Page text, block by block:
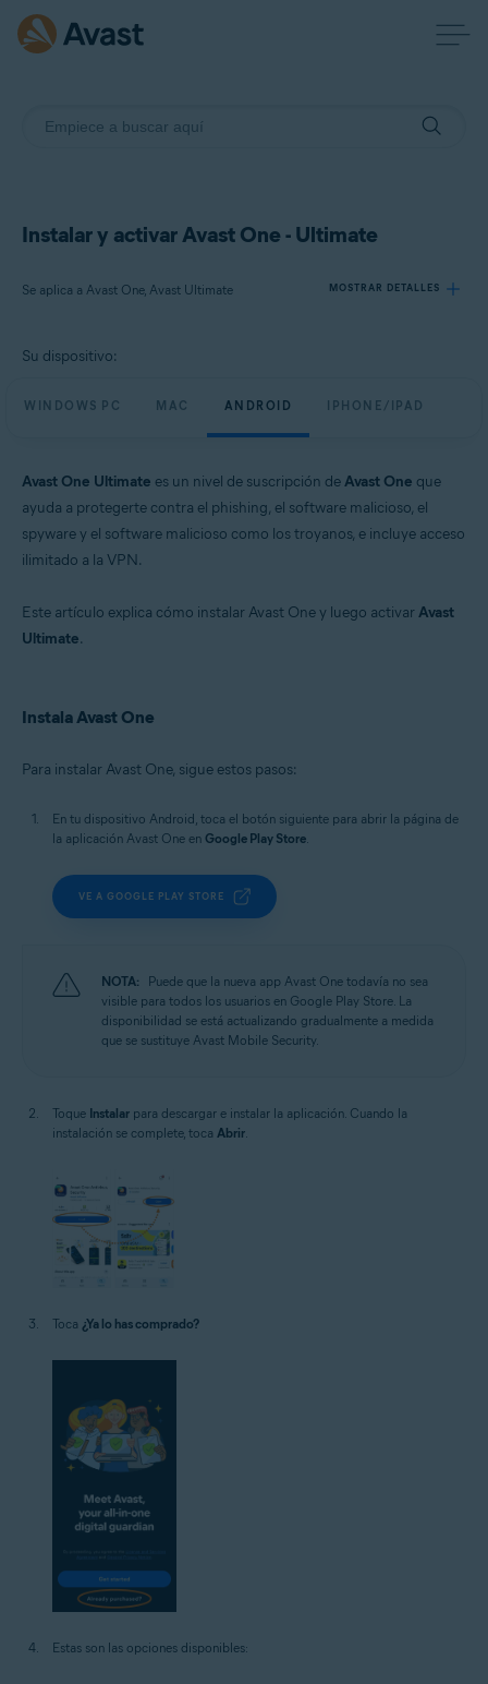
Instalar y activar Avast One - Ultimate
Se aplica a Avast One, Avast Ultimate MOSTRAR DETALLES
Avast One
Su dispositivo:
WINDOWS PC MAC ANDROID IPHONE/IPAD
Avast One Ultimate es un nivel de suscripción deAvast One que
ayuda a protegerte contra el phishing, el software malicioso, el
spyware y el software malicioso como los troyanos, e incluye acceso
ilimitado a la VPN.
Este artículo explica cómo instalar Avast One y luego activarAvast
Ultimate.
Instala Avast One
Para instalar Avast One, sigue estos pasos:
En tu dispositivo Android, toca el botón siguiente para abrir la página de
la aplicación Avast One en Google Play Store.
VE A GOOGLE PLAY STORE
NOTA:
Puede que la nueva app Avast One todavía no sea
visible para todos los usuarios en Google Play Store. La
disponibilidad se está actualizando gradualmente a medida
que se sustituye Avast Mobile Security.
Toque Instalar para descargar e instalar la aplicación. Cuando la
instalación se complete, toca Abrir.
Toca ¿Ya lo has comprado?
Estas son las opciones disponibles: